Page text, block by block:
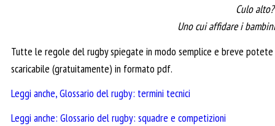
Culo
Uno cui affidare i
Tutte le regole del rugby spiegate in modo semplice e breve
scaricabile (gratuitamente) in formato pdf.
Leggi anche, Glossario del rugby: termini tecnici
Leggi anche: Glossario del rugby: squadre e competizioni